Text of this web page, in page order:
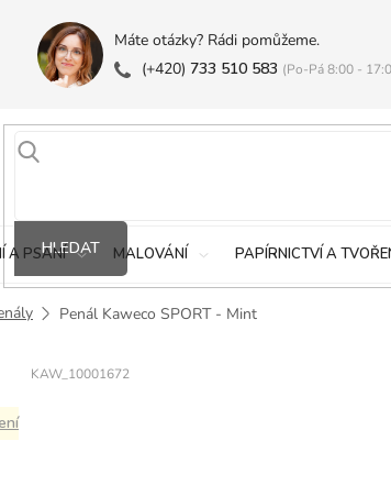
Máte otázky? Rádi pomůžeme.
(+420) 733 510 583 (Po-Pá 8:00 -
HLEDAT
A PSANÍ MALOVÁNÍ PAPÍRNICTVÍ A
Penál Kaweco SPORT - Mint
KAW_10001672